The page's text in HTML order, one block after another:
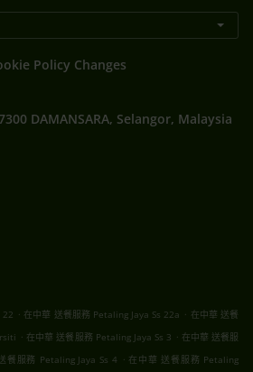
Policy Changes
DAMANSARA, Selangor, Malaysia
22 . 在中華 送餐服務 Petaling Jaya Ss 22a . 在中華 送餐
. 在中華 送餐服務 Petaling Jaya Ss 3 . 在中華 送餐服
餐服務 Petaling Jaya Ss 4 . 在中華 送餐服務 Petaling